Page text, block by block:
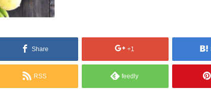
Share +1
RSS feedly